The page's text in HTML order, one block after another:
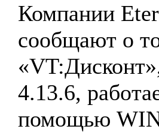
Компании
сообщают о
4.13.6,
помощью